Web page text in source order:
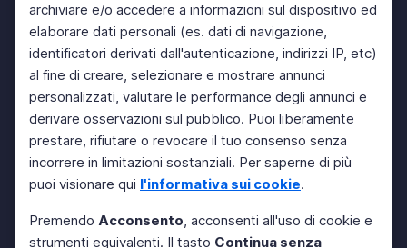
archiviare e/o accedere a informazioni sul dispositivo ed
elaborare dati personali (es. dati di navigazione,
identificatori derivati dall'autenticazione, indirizzi IP, etc)
al fine di creare, selezionare e mostrare annunci
personalizzati, valutare le performance degli annunci e
derivare osservazioni sul pubblico. Puoi liberamente
prestare, rifiutare o revocare il tuo consenso senza
incorrere in limitazioni sostanziali. Per saperne di più
puoi visionare qui l'informativa sui cookie.
Premendo Acconsento, acconsenti all'uso di cookie e
strumenti equivalenti. Il tasto Continua senza